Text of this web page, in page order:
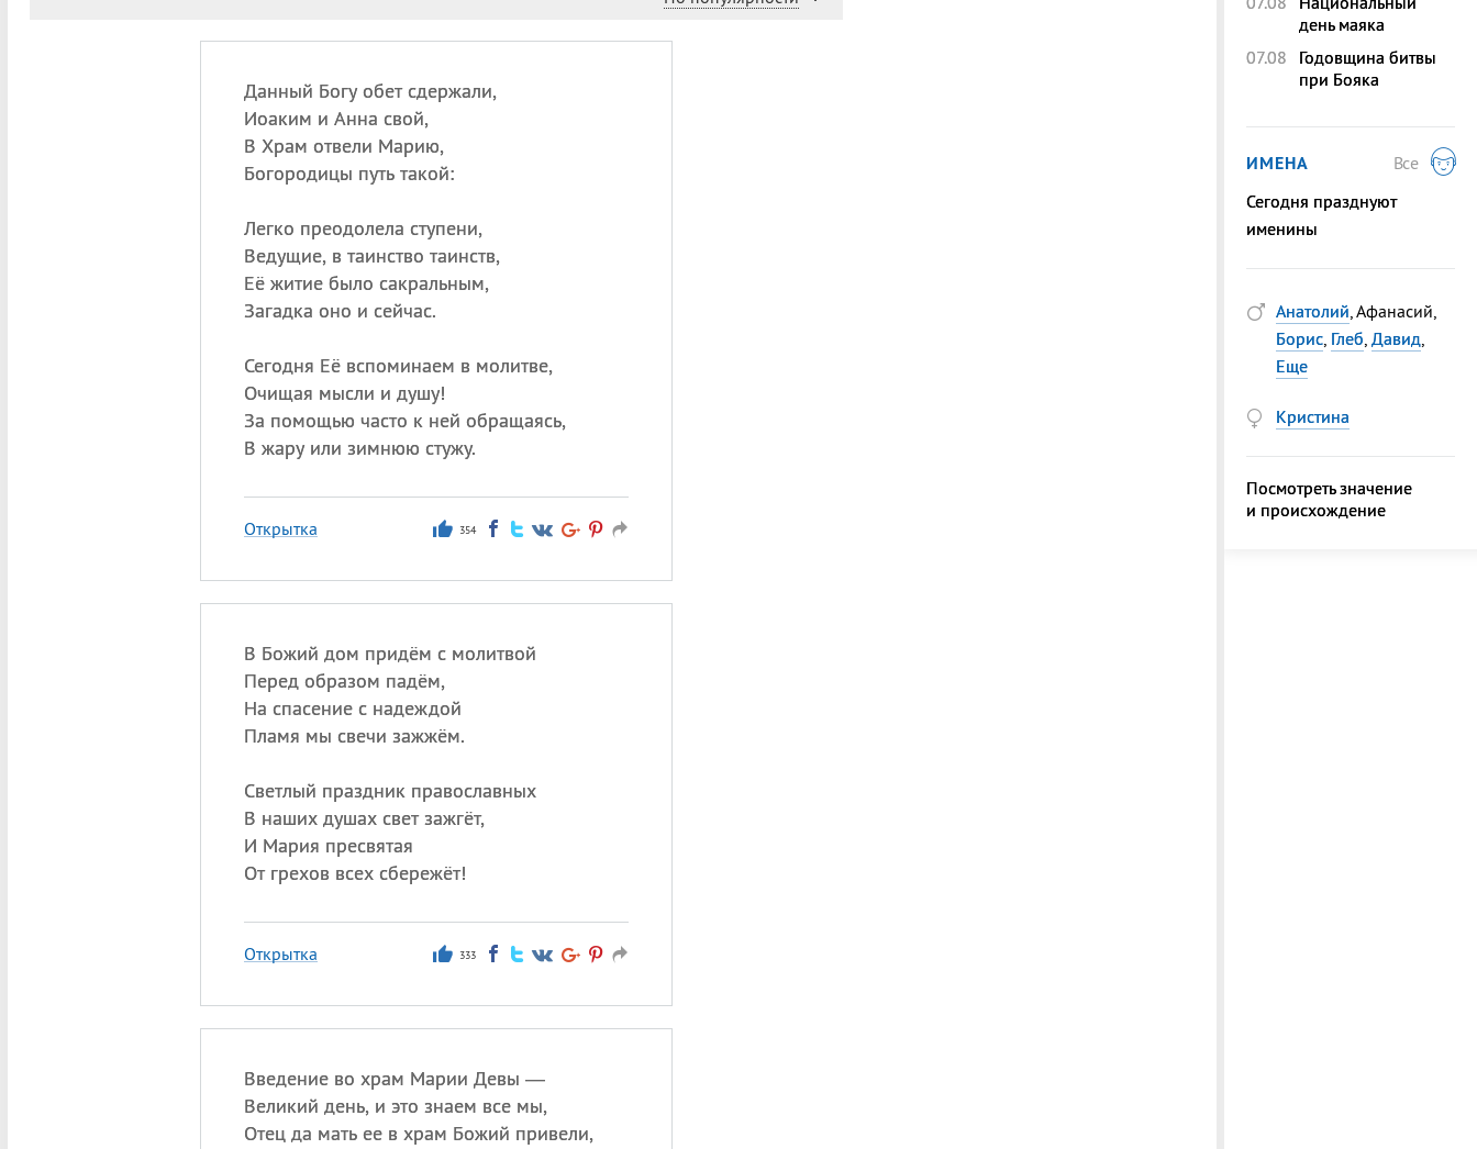
Данный Богу обет сдержали,
Иоаким и Анна свой,
В Храм отвели Марию,
Богородицы путь такой:
Легко преодолела ступени,
Ведущие, в таинство таинств,
Её житие было сакральным,
Загадка оно и сейчас.
Сегодня Её вспоминаем в молитве,
Очищая мысли и душу!
За помощью часто к ней обращаясь,
В жару или зимнюю стужу.
Открытка 354
В Божий дом придём с молитвой
Перед образом падём,
На спасение с надеждой
Пламя мы свечи зажжём.
Светлый праздник православных
В наших душах свет зажгёт,
И Мария пресвятая
От грехов всех сбережёт!
Открытка 333
Введение во храм Марии Девы —
Великий день, и это знаем все мы,
Отец да мать ее в храм Божий привели,
день маяка
07.08
Годовщина битвы
при Бояка
ИМЕНА
Все
Сегодня празднуют
именины
Анатолий, Афанасий,
Борис, Глеб, Давид,
Еще
Кристина
Посмотреть значение
и происхождение